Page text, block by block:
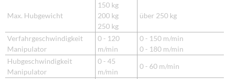
Max. Hubgewicht
150 kg
200 kg
250 kg
über 250 kg
Verfahrgeschwindigkeit
Manipulator
0 - 120
m/min
0 - 150 m/min
0 - 180 m/min
Hubgeschwindigkeit
Manipulator
0 - 45
m/min
0 - 60 m/min